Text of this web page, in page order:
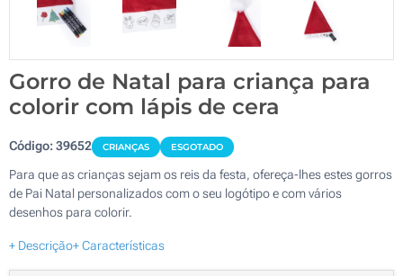
Gorro de Natal para criança para
colorir com lápis de cera
Código:39652 CRIANÇAS ESGOTADO
Para que as crianças sejam os reis da festa, ofereça-lhes estes gorros
de Pai Natal personalizados com o seu logótipo e com vários
desenhos para colorir.
+ Descrição+ Características